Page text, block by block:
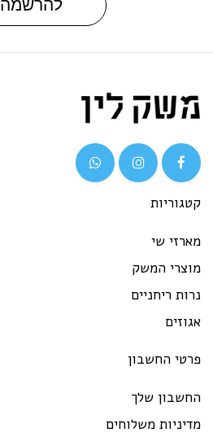
להרשמה
שי
המשק
ריחניים
החשבון
שלך
משלוחים